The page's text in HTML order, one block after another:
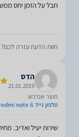
חבל על הזמן יחס
חוות הדעת עזרה לכם?
הדס
21.01.2019
מוצר שנרכש:
טלפון נייד redmi note 6
שירות יעיל ואדיב.